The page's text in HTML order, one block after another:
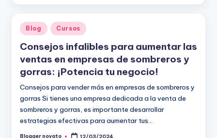
Publicado
en
Blog Cursos
Consejos infalibles para aumentar las
ventas en empresas de sombreros y
gorras: ¡Potencia tu negocio!
Consejos para vender más en empresas de sombreros y
gorras Si tienes una empresa dedicada a la venta de
sombreros y gorras, es importante desarrollar
estrategias efectivas para aumentar tus…
Blogger novato 12/03/2024